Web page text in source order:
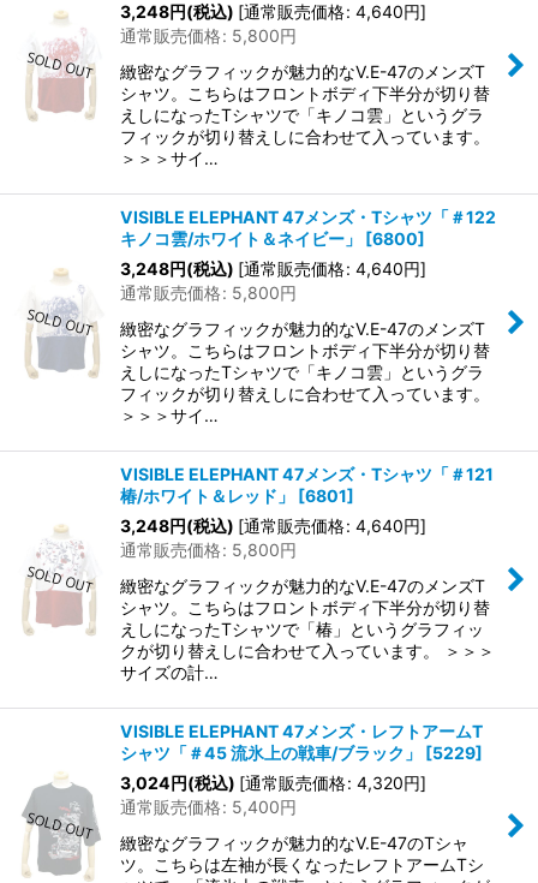
3,248円(税込) [通常販売価格: 4,640円]
通常販売価格: 5,800円
緻密なグラフィックが魅力的なV.E-47のメンズT
シャツ。こちらはフロントボディ下半分が切り替
えしになったTシャツで「キノコ雲」というグラ
フィックが切り替えしに合わせて入っています。
＞＞＞サイ…
VISIBLE ELEPHANT 47メンズ・Tシャツ「＃122
キノコ雲/ホワイト＆ネイビー」
[6800]
3,248円(税込) [通常販売価格: 4,640円]
通常販売価格: 5,800円
緻密なグラフィックが魅力的なV.E-47のメンズT
シャツ。こちらはフロントボディ下半分が切り替
えしになったTシャツで「キノコ雲」というグラ
フィックが切り替えしに合わせて入っています。
＞＞＞サイ…
VISIBLE ELEPHANT 47メンズ・Tシャツ「＃121
椿/ホワイト＆レッド」
[6801]
3,248円(税込) [通常販売価格: 4,640円]
通常販売価格: 5,800円
緻密なグラフィックが魅力的なV.E-47のメンズT
シャツ。こちらはフロントボディ下半分が切り替
えしになったTシャツで「椿」というグラフィッ
クが切り替えしに合わせて入っています。 ＞＞＞
サイズの計…
VISIBLE ELEPHANT 47メンズ・レフトアームT
シャツ「＃45 流氷上の戦車/ブラック」
[5229]
3,024円(税込) [通常販売価格: 4,320円]
通常販売価格: 5,400円
緻密なグラフィックが魅力的なV.E-47のTシャ
ツ。こちらは左袖が長くなったレフトアームTシ